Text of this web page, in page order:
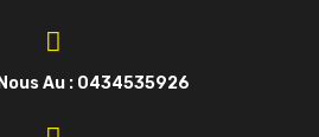
Au : 0434535926